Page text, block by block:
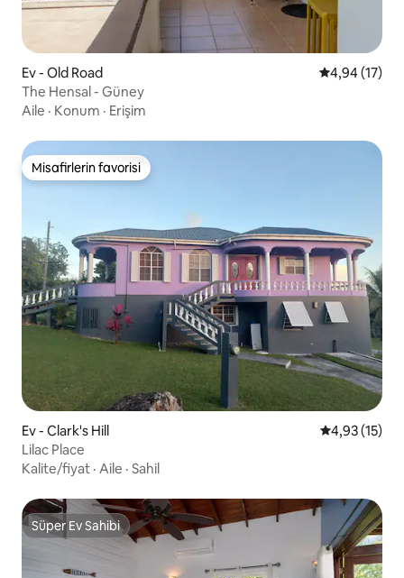
Ev - Old Road 5 üzerinden
4,94 (17)
The Hensal - Güney
Aile · Konum · Erişim
Misafirlerin favorisi
Misafirlerin favorisi
Ev - Clark's Hill 5 üzerinden
4,93 (15)
Lilac Place
Kalite/fiyat · Aile · Sahil
Süper Ev Sahibi
Süper Ev Sahibi